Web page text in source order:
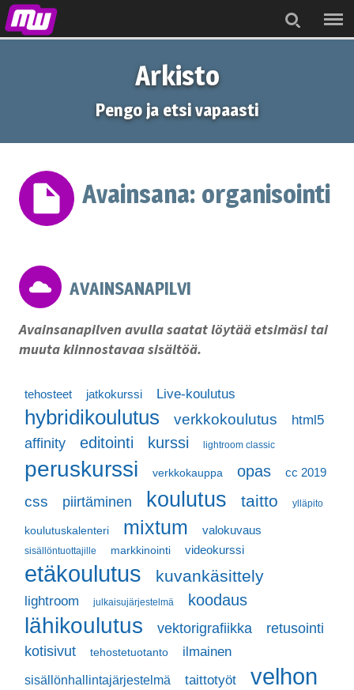
Arkisto
Pengo ja etsi vapaasti
Avainsana: organisointi
AVAINSANAPILVI
Avainsanapilven avulla saatat löytää etsimäsi tai
muuta kiinnostavaa sisältöä.
tehosteet jatkokurssi Live-koulutus
hybridikoulutus verkkokoulutus html5
affinity editointi kurssi lightroom classic
peruskurssi verkkokauppa opas cc 2019
css piirtäminen koulutus taitto ylläpito
koulutuskalenteri mixtum valokuvaus
sisällöntuottajille markkinointi videokurssi
etäkoulutus kuvankäsittely
lightroom julkaisujärjestelmä koodaus
lähikoulutus vektorigrafiikka
retusointi
kotisivut
tehostetuotanto ilmainen
sisällönhallintajärjestelmä taittotyöt
velhon